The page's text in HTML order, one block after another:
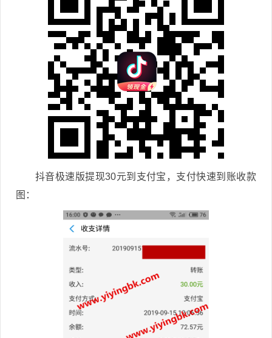
抖音极速版提现30元到支付宝，支付快速到账收款
图：